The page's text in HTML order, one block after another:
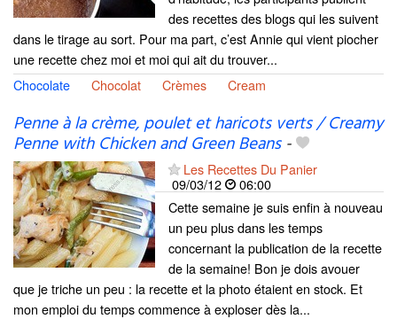
des recettes des blogs qui les suivent
dans le tirage au sort. Pour ma part, c’est Annie qui vient piocher
une recette chez moi et moi qui ait du trouver...
Chocolate
Chocolat Crèmes Cream
Penne à la crème, poulet et haricots verts / Creamy
Penne with Chicken and Green Beans-
Les Recettes Du Panier
09/03/12
06:00
Cette semaine je suis enfin à nouveau
un peu plus dans les temps
concernant la publication de la recette
de la semaine! Bon je dois avouer
que je triche un peu : la recette et la photo étaient en stock. Et
mon emploi du temps commence à exploser dès la...